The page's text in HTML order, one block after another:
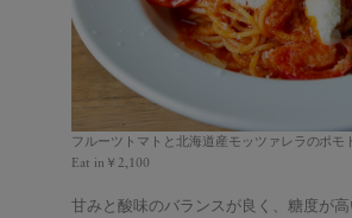
フルーツトマトと北海道産モッツァレラのポモ
Eat in￥2,100
甘みと酸味のバランスが良く、糖度が